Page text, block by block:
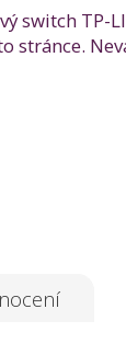
switch
stránce.